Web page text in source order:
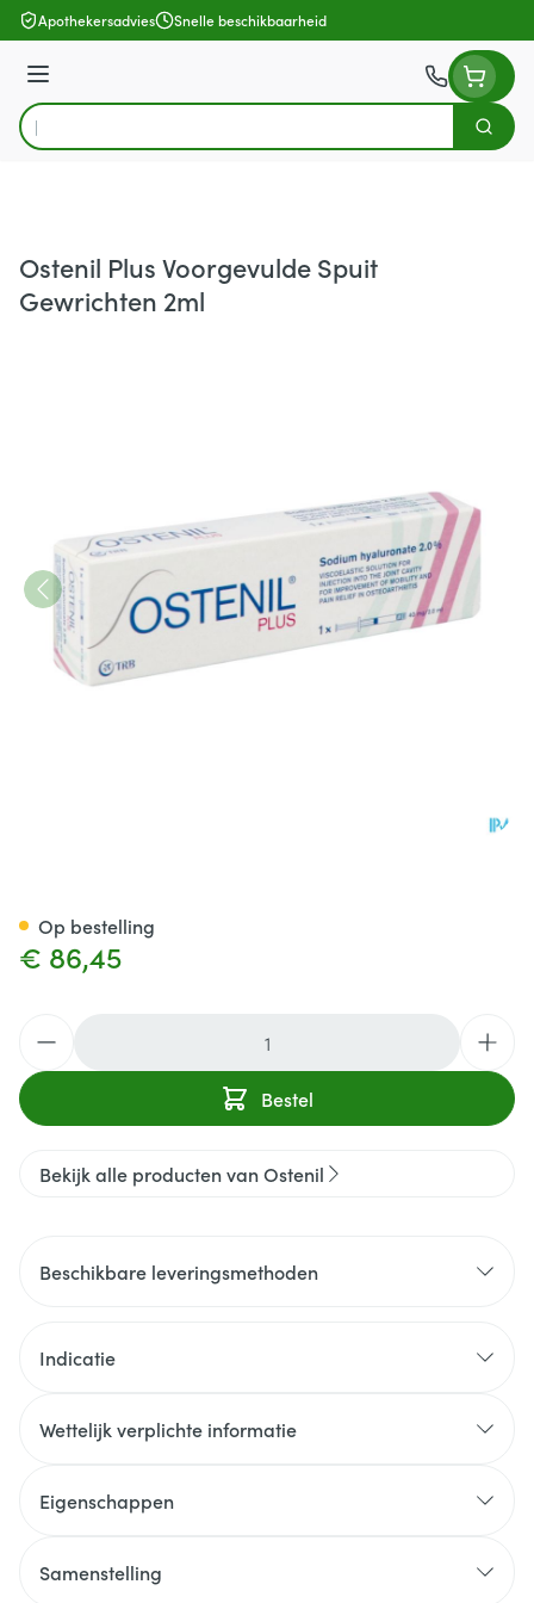
Ga naar de inhoud
Apothekersadvies Snelle beschikbaarheid
Menu
Product, merk, categorie...
Zoek
Ostenil Plus Voorgevulde Spuit
Gewrichten 2ml
€ 86,45
Bestel
Op bestelling
Bekijk alle producten van Ostenil
Beschikbare leveringsmethoden
Indicatie
Wettelijk verplichte informatie
Eigenschappen
Samenstelling